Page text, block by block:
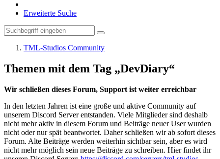
Erweiterte Suche
TML-Studios Community
Themen mit dem Tag „DevDiary“
Wir schließen dieses Forum, Support ist weiter erreichbar
In den letzten Jahren ist eine große und aktive Community auf
unserem Discord Server entstanden. Viele Mitglieder sind deshalb
nicht mehr aktiv in diesem Forum und Beiträge neuer User wurden
nicht oder nur spät beantwortet. Daher schließen wir ab sofort dieses
Forum. Alte Beiträge werden weiterhin sichtbar sein, aber es wird
nicht mehr möglich sein neue Beiträge zu schreiben. Hier findet ihr